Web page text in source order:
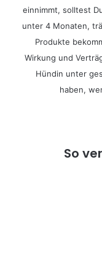
einnimmt, solltest
unter 4 Monaten,
Produkte
Wirkung und
Hündin unter
haben,
So